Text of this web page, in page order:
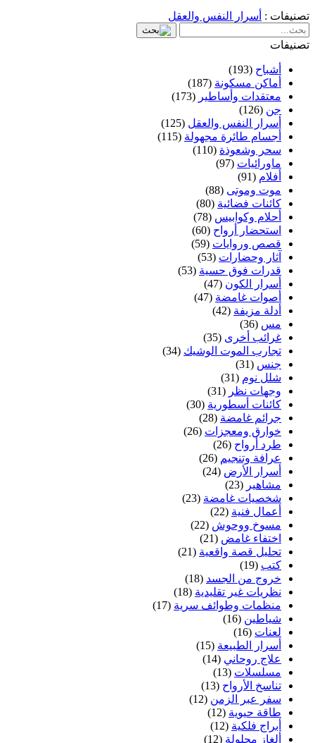
تصنيفات : أسرار النفس والعقل
تصنيفات
أشباح (193)
أماكن مسكونة (187)
معتقدات وأساطير (173)
جن (126)
أسرار النفس والعقل (125)
أجسام طائرة مجهولة (115)
سحر وشعوذة (110)
ماورائيات (97)
أفلام (91)
موت وموتى (88)
كائنات فضائية (80)
أحلام وكوابيس (78)
استحضار أرواح (60)
قصص وروايات (59)
آثار وحضارات (53)
قدرات فوق حسية (53)
أسرار الكون (47)
أصوات غامضة (47)
أدلة مزيفة (42)
مس (36)
غرائب أخرى (35)
تجارب الموت الوشيك (34)
جنس (31)
شلل نوم (31)
وجهات نظر (31)
كائنات أسطورية (30)
جرائم غامضة (28)
خوارق ومعجزات (26)
طرد أرواح (26)
عرافة وتنجيم (26)
أسرار الأرض (24)
مشاهير (23)
شخصيات غامضة (23)
أعمال فنية (22)
مسوخ ووحوش (22)
اختفاء غامض (21)
تحليل قصة واقعية (21)
كتب (19)
خروج من الجسد (18)
نظريات غير تقليدية (18)
منظمات وطوائف سرية (17)
شياطين (16)
لعنات (16)
أسرار الطبيعة (15)
علاج روحاني (14)
مسلسلات (13)
تناسخ الأرواح (13)
سفر عبر الزمن (12)
طاقة حيوية (12)
أبراج فلكية (12)
ألغاز محلولة (12)